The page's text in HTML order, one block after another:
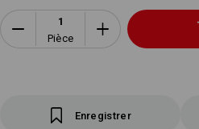
Pièce
Enregistrer